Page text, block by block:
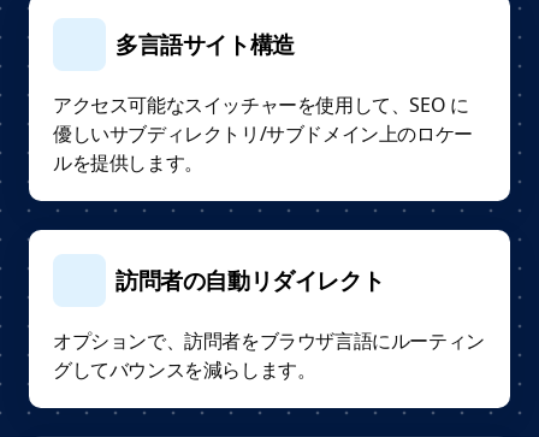
多言語サイト構造
アクセス可能なスイッチャーを使用して、SEO に
優しいサブディレクトリ/サブドメイン上のロケー
ルを提供します。
訪問者の自動リダイレクト
オプションで、訪問者をブラウザ言語にルーティン
グしてバウンスを減らします。